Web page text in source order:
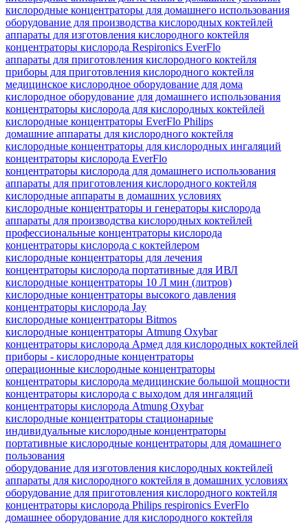
кислородные концентраторы для домашнего использования
оборудование для производства кислородных коктейлей
аппараты для изготовления кислородного коктейля
концентраторы кислорода Respironics EverFlo
аппараты для приготовления кислородного коктейля
приборы для приготовления кислородного коктейля
медицинское кислородное оборудование для дома
кислородное оборудование для домашнего использования
концентраторы кислорода для кислородных коктейлей
кислородные концентраторы EverFlo Philips
домашние аппараты для кислородного коктейля
кислородные концентраторы для кислородных ингаляций
концентраторы кислорода EverFlo
концентраторы кислорода для домашнего использования
аппараты для приготовления кислородного коктейля
кислородные аппараты в домашних условиях
кислородные концентраторы и генераторы кислорода
аппараты для производства кислородных коктейлей
профессиональные концентраторы кислорода
концентраторы кислорода c коктейлером
кислородные концентраторы для лечения
концентраторы кислорода портативные для ИВЛ
кислородные концентраторы 10 Л мин (литров)
кислородные концентраторы высокого давления
концентраторы кислорода Jay
кислородные концентраторы Bitmos
кислородные концентраторы Atmung Oxybar
концентраторы кислорода Армед для кислородных коктейлей
приборы - кислородные концентраторы
операционные кислородные концентраторы
концентраторы кислорода медицинские большой мощности
концентраторы кислорода с выходом для ингаляций
концентраторы кислорода Atmung Oxybar
кислородные концентраторы стационарные
индивидуальные кислородные концентраторы
портативные кислородные концентраторы для домашнего
пользования
оборудование для изготовления кислородных коктейлей
аппараты для кислородного коктейля в домашних условиях
оборудование для приготовления кислородного коктейля
концентраторы кислорода Philips respironics EverFlo
домашнее оборудование для кислородного коктейля